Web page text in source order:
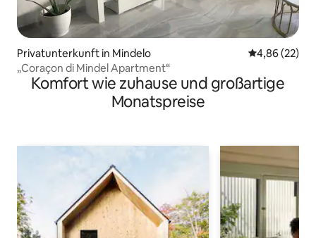
Privatunterkunft in Mindelo
4,86 (22)
„Coraçon di Mindel Apartment“
Komfort wie zuhause und großartige
Monatspreise